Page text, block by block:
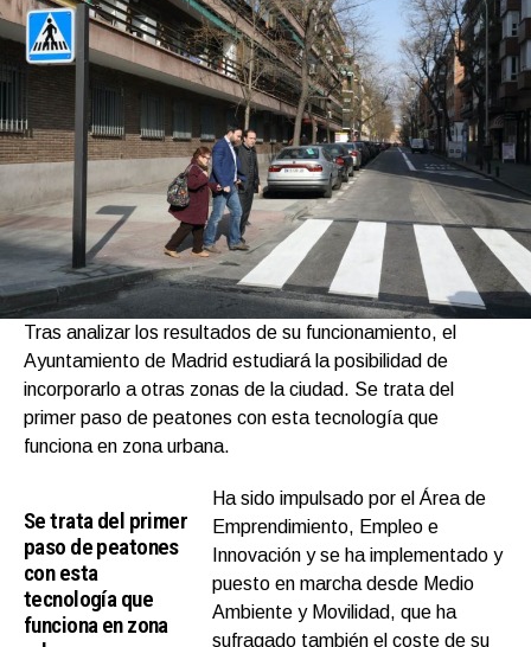
Tras analizar los resultados de su funcionamiento, el
Ayuntamiento de Madrid estudiará la posibilidad de
incorporarlo a otras zonas de la ciudad. Se trata del
primer paso de peatones con esta tecnología que
funciona en zona urbana.
Se trata del primer
paso de peatones
con esta
tecnología que
funciona en zona
Ha sido impulsado por el Área de
Emprendimiento, Empleo e
Innovación y se ha implementado y
puesto en marcha desde Medio
Ambiente y Movilidad, que ha
sufragado también el coste de su